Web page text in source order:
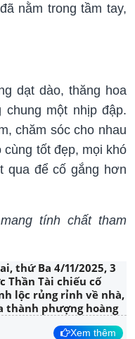
nằm trong tầm tay,
dạt dào, thăng hoa
một nhịp đập.
chăm sóc cho nhau
tốt đẹp, mọi khó
qua để cố gắng hơn
tính chất tham
thứ Ba 4/11/2025, 3
Thần Tài chiếu cố
lộc rủng rỉnh về nhà,
thành phượng hoàng
Xem thêm